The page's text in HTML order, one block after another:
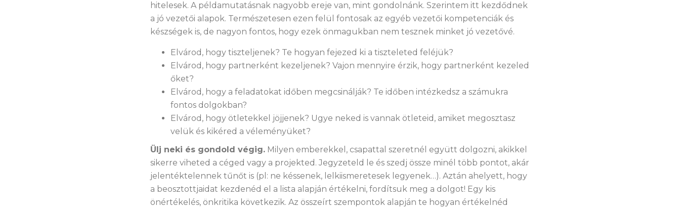
hitelesek. A példamutatásnak nagyobb ereje van, mint gondolnánk. Szerintem itt kezdődnek
a jó vezetői alapok. Természetesen ezen felül fontosak az egyéb vezetői kompetenciák és
készségek is, de nagyon fontos, hogy ezek önmagukban nem tesznek minket jó vezetővé.
Elvárod, hogy tiszteljenek? Te hogyan fejezed ki a tiszteleted feléjük?
Elvárod, hogy partnerként kezeljenek? Vajon mennyire érzik, hogy partnerként kezeled
őket?
Elvárod, hogy a feladatokat időben megcsinálják? Te időben intézkedsz a számukra
fontos dolgokban?
Elvárod, hogy ötletekkel jöjjenek? Ugye neked is vannak ötleteid, amiket megosztasz
velük és kikéred a véleményüket?
Ülj neki és gondold végig. Milyen emberekkel, csapattal szeretnél együtt dolgozni, akikkel
sikerre viheted a céged vagy a projekted. Jegyzeteld le és szedj össze minél több pontot, akár
jelentéktelennek tűnőt is (pl: ne késsenek, lelkiismeretesek legyenek…). Aztán ahelyett, hogy
a beosztottjaidat kezdenéd el a lista alapján értékelni, fordítsuk meg a dolgot! Egy kis
önértékelés, önkritika következik. Az összeírt szempontok alapján te hogyan értékelnéd